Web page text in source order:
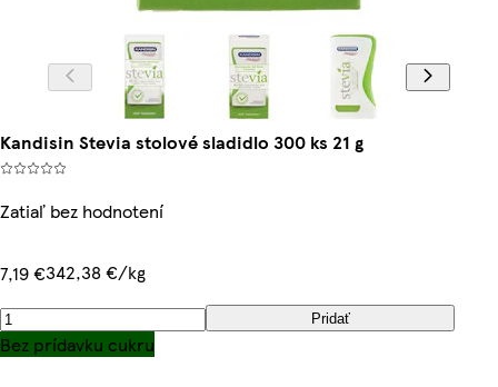
Kandisin Stevia stolové sladidlo 300 ks 21 g
Zatiaľ bez hodnotení
7,19 €342,38 €/kg
Pridať
Bez prídavku cukru